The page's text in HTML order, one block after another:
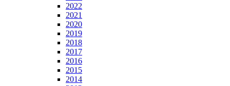
2022
2021
2020
2019
2018
2017
2016
2015
2014